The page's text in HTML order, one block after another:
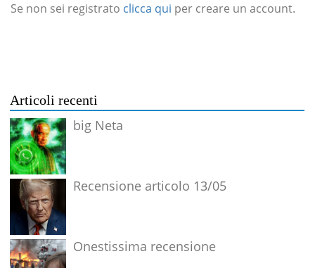
Se non sei registrato clicca qui per creare un account.
Articoli recenti
big Neta
Recensione articolo 13/05
Onestissima recensione